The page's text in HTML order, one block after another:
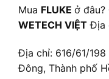
Mua FLUKE ở đâu?
WETECH VIỆT Địa
Địa chỉ: 616/61/
Đông, Thành phố